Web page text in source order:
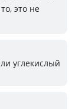
это не
углекислый